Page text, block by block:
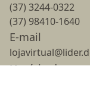
(37) 3244-0322
(37) 98410-1640
E-mail
Horário de